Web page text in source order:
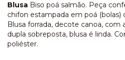
Blusa Biso poá salmão. Peça
chifon estampada em poá (bolas)
Blusa forrada, decote canoa, com
dupla sobreposta, blusa é linda.
poliéster.